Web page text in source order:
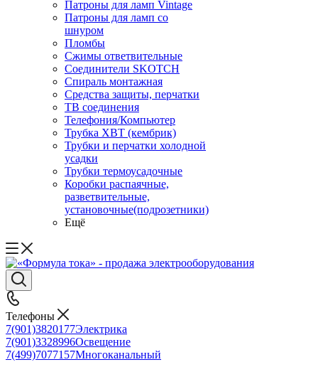
Патроны для ламп Vintage
Патроны для ламп со
шнуром
Пломбы
Сжимы ответвительные
Соединители SKOTCH
Спираль монтажная
Средства защиты, перчатки
ТВ соединения
Телефония/Компьютер
Трубка ХВТ (кембрик)
Трубки и перчатки холодной
усадки
Трубки термоусадочные
Коробки распаячные,
разветвительные,
установочные(подрозетники)
Ещё
Телефоны
7(901)3820177Электрика
7(901)3328996Освещение
7(499)7077157Многоканальный